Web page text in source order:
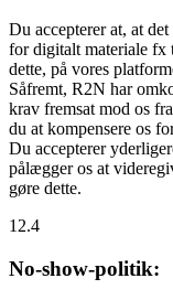
Du accepterer at, at
for digitalt materiale fx
dette, på vores
Såfremt, R2N har
krav fremsat mod os
du at kompensere os
Du accepterer
pålægger os at
gøre dette.
12.4
No-show-politik: